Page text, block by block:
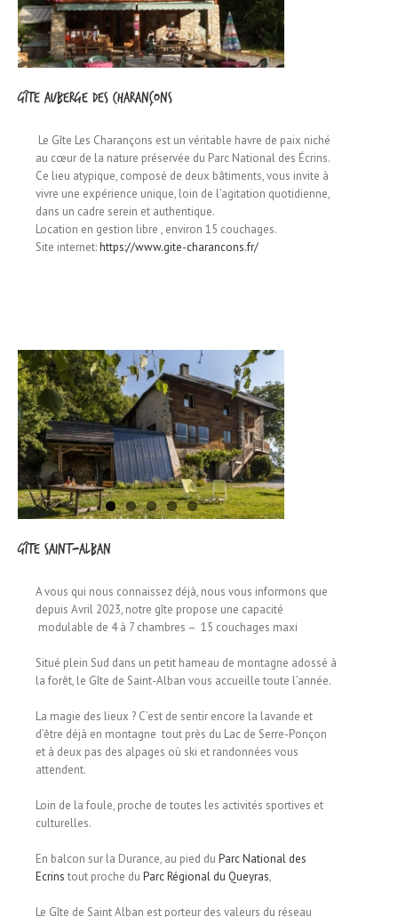
Gîte Auberge des Charançons
Le Gîte Les Charançons est un véritable havre de paix niché
au cœur de la nature préservée du Parc National des Écrins.
Ce lieu atypique, composé de deux bâtiments, vous invite à
vivre une expérience unique, loin de l’agitation quotidienne,
dans un cadre serein et authentique.
Location en gestion libre , environ 15 couchages.
Site internet:https://www.gite-charancons.fr/
Gîte Saint-Alban
A vous qui nous connaissez déjà, nous vous informons que
depuis Avril 2023, notre gîte propose une capacité
modulable de 4 à 7 chambres –15 couchages maxi
Situé plein Sud dans un petit hameau de montagne adossé à
la forêt, le Gîte de Saint-Alban vous accueille toute l’année.
La magie des lieux ? C’est de sentir encore la lavande et
d’être déjà en montagnetout près du Lac de Serre-Ponçon
et à deux pas des alpages où ski et randonnées vous
attendent.
Loin de la foule, proche de toutes les activités sportives et
culturelles.
En balcon sur la Durance, au pied duParc National des
Ecrins tout proche duParc Régional du Queyras,
Le Gîte de Saint Alban est porteur des valeurs du réseau